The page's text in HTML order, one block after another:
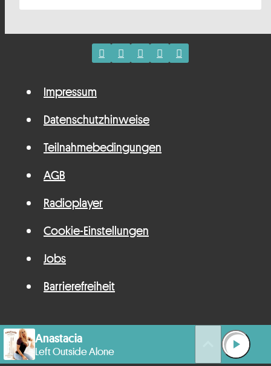
Impressum
Datenschutzhinweise
Teilnahmebedingungen
AGB
Radioplayer
Cookie-Einstellungen
Jobs
Barrierefreiheit
Anastacia
Left Outside Alone play_arrow